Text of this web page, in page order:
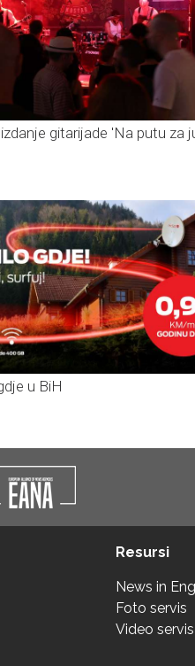
gitarijade 'Na putu za
u BiH
Resursi
News in
Foto servis
Video servis